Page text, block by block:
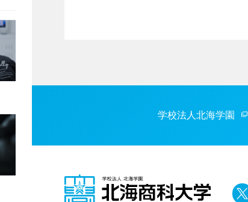
学校法人北海学園